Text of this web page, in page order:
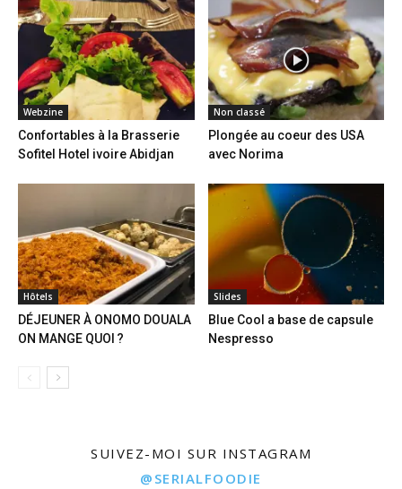
Webzine
Confortables à la Brasserie
Sofitel Hotel ivoire Abidjan
Non classé
Plongée au coeur des USA
avec Norima
Hôtels
DÉJEUNER À ONOMO DOUALA
ON MANGE QUOI ?
Slides
Blue Cool a base de capsule
Nespresso
SUIVEZ-MOI SUR INSTAGRAM
@SERIALFOODIE